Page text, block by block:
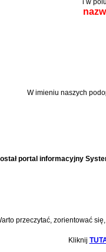
i w polu
W imieniu naszych
portal informacyjny
przeczytać, zorientować
Kliknij